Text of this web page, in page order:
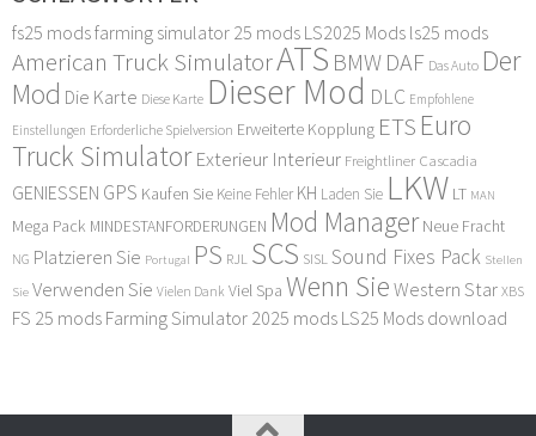
fs25 modsfarming simulator 25 mods LS2025 Mods ls25 mods
American Truck SimulatorATS BMW DAF Das Auto Der
Mod Die Karte Diese Karte Dieser Mod DLC Empfohlene
Einstellungen Erforderliche Spielversion Erweiterte Kopplung ETS Euro
Truck Simulator Exterieur Interieur Freightliner Cascadia
GENIESSEN GPS Kaufen Sie Keine Fehler KH Laden Sie LKW LT MAN
Mega Pack MINDESTANFORDERUNGEN Mod Manager Neue Fracht
NG Platzieren Sie Portugal PS RJL SCS SISLSound Fixes Pack Stellen
Sie Verwenden Sie Vielen Dank Viel Spa Wenn Sie Western Star XBS
FS 25 mods Farming Simulator 2025 mods LS25 Mods download